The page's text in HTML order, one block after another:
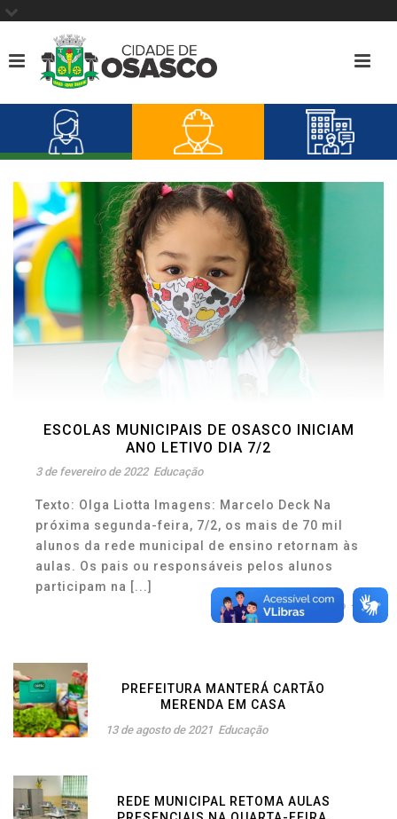
ESCOLAS MUNICIPAIS DE OSASCO INICIAM
ANO LETIVO DIA 7/2
3 de fevereiro de 2022 Educação
Texto: Olga Liotta Imagens: Marcelo Deck Na
próxima segunda-feira, 7/2, os mais de 70 mil
alunos da rede municipal de ensino retornam às
aulas. Os pais ou responsáveis pelos alunos
participam na [...]
16
PREFEITURA MANTERÁ CARTÃO
MERENDA EM CASA
13 de agosto de 2021 Educação
REDE MUNICIPAL RETOMA AULAS